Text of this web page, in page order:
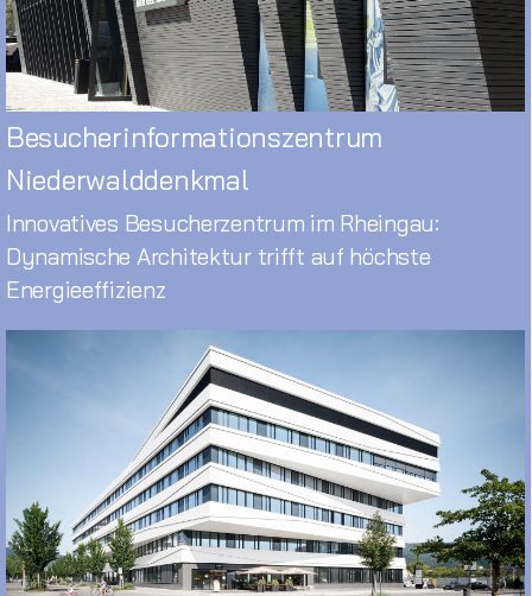
Besucherinformationszentrum
Niederwalddenkmal
Innovatives Besucherzentrum im Rheingau:
Dynamische Architektur trifft auf höchste
Energieeffizienz